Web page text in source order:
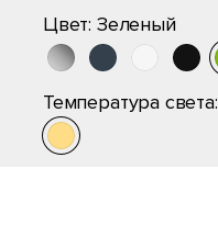
Цвет: Зеленый
Температура света: